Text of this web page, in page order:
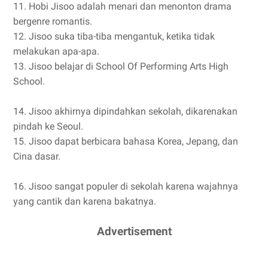
11. Hobi Jisoo adalah menari dan menonton drama
bergenre romantis.
12. Jisoo suka tiba-tiba mengantuk, ketika tidak
melakukan apa-apa.
13. Jisoo belajar di School Of Performing Arts High
School.
14. Jisoo akhirnya dipindahkan sekolah, dikarenakan
pindah ke Seoul.
15. Jisoo dapat berbicara bahasa Korea, Jepang, dan
Cina dasar.
16. Jisoo sangat populer di sekolah karena wajahnya
yang cantik dan karena bakatnya.
Advertisement